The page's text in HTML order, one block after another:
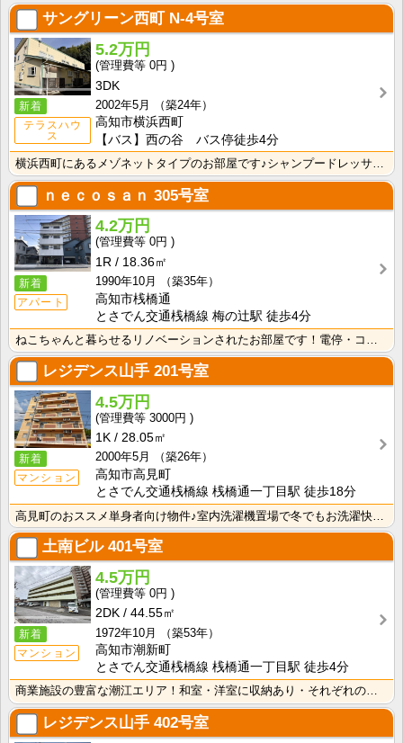
サングリーン西町 N-4号室
新着
テラスハウ
ス
5.2万円
0円
3DK
2002年5月
（築24年）
高知市横浜西町
【バス】西の谷 バス停徒歩4分
ｎｅｃｏｓａｎ 305号室
新着
アパート
4.2万円
0円
1R
18.36㎡
1990年10月
（築35年）
高知市桟橋通
とさでん交通桟橋線 梅の辻駅 徒歩4分
レジデンス山手 201号室
新着
マンション
4.5万円
3000円
1K
28.05㎡
2000年5月
（築26年）
高知市高見町
とさでん交通桟橋線 桟橋通一丁目駅 徒歩18分
土南ビル401号室
新着
マンション
4.5万円
0円
2DK
44.55㎡
1972年10月
（築53年）
高知市潮新町
とさでん交通桟橋線 桟橋通一丁目駅 徒歩4分
商業施設の豊富な潮江エリア！和室・洋室に収納あり・それぞれのお部屋ですっきり収納できますね！ キッチ･･･
レジデンス山手 402号室